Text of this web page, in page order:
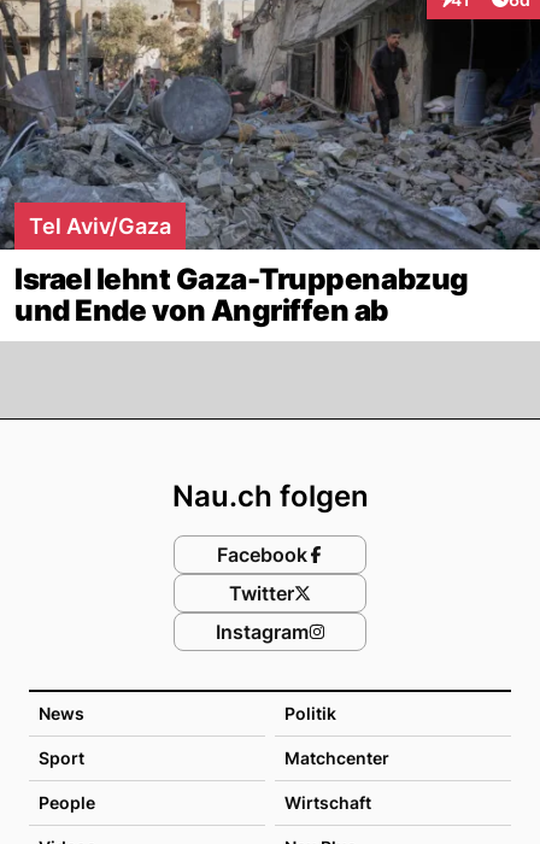
Interaktionen
Tel Aviv/Gaza
Israel lehnt Gaza-Truppenabzug
und Ende von Angriffen ab
News Politik
Sport Matchcenter
People Wirtschaft
Nau.ch folgen
Facebook
Twitter
Instagram